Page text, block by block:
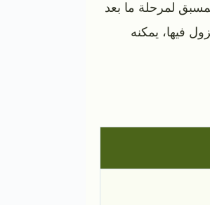
لمرحلة ما بعد
فيها، يمكنه